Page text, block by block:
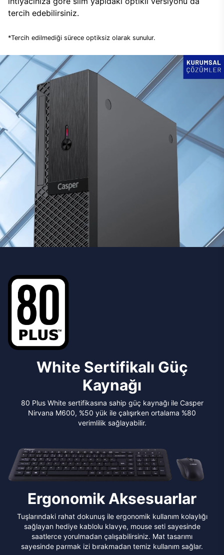
tercih edebilirsiniz.
*Tercih edilmediği sürece optiksiz olarak sunulur.
White Sertifikalı Güç
Kaynağı
80 Plus White sertifikasına sahip güç kaynağı ile Casper
Nirvana M600, %50 yük ile çalışırken ortalama %80
verimlilik sağlayabilir.
Ergonomik Aksesuarlar
Tuşlarındaki rahat dokunuş ile ergonomik kullanım kolaylığı
sağlayan hediye kablolu klavye, mouse seti sayesinde
saatlerce yorulmadan çalışabilirsiniz. Mat tasarımı
sayesinde parmak izi bırakmadan temiz kullanım sağlar.